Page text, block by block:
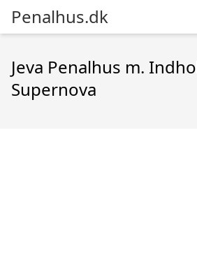
Penalhus.dk
Jeva Penalhus m.
Supernova